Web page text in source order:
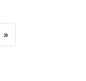
»